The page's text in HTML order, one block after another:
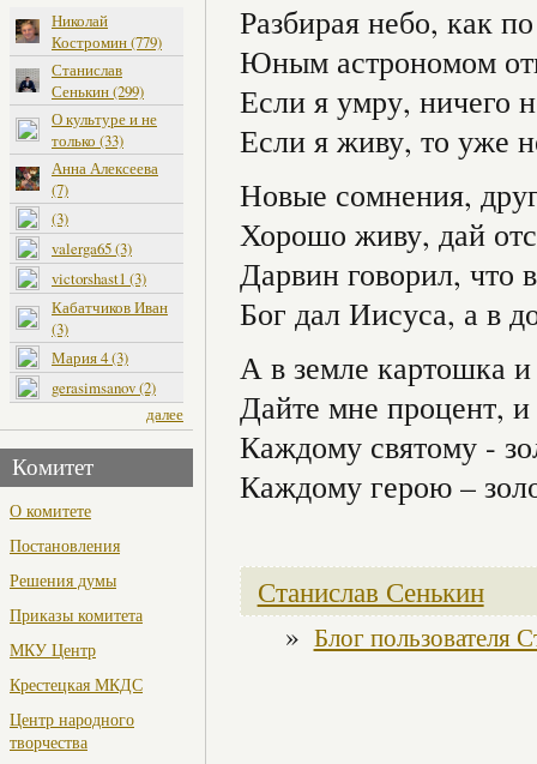
Николай
Костромин (779)
Станислав
Сенькин (299)
О культуре и не
только (33)
Анна Алексеева
(7)
(3)
valerga65 (3)
victorshast1 (3)
Кабатчиков Иван
(3)
Мария 4 (3)
gerasimsanov (2)
далее
Комитет
О комитете
Постановления
Решения думы
Приказы комитета
МКУ Центр
Крестецкая МКДС
Центр народного
творчества
Разбирая небо, как
Юным астрономом
Если я умру, ничего
Если я живу, то уже
Новые сомнения,
Хорошо живу, дай
Дарвин говорил, что
Бог дал Иисуса, а в
А в земле картошка
Дайте мне процент,
Каждому святому -
Каждому герою –
Станислав Сенькин
» Блог пользователя